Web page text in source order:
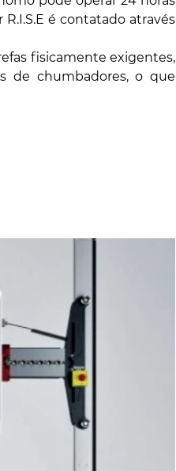
é contatado através
fisicamente exigentes,
de chumbadores, o que